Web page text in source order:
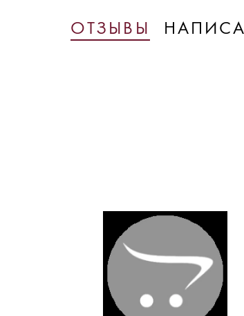
ОТЗЫВЫ